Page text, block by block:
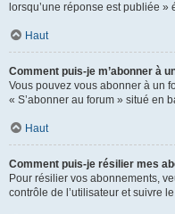
lorsqu’une réponse est publiée
Haut
Comment puis-je m’abonner à
Vous pouvez vous abonner à un
« S’abonner au forum » situé en
Haut
Comment puis-je résilier mes
Pour résilier vos abonnements,
contrôle de l’utilisateur et suivre